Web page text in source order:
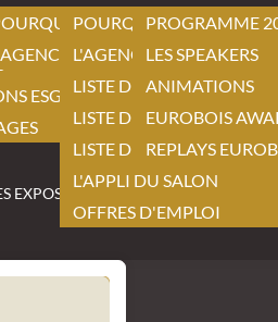
EXPOSANTS
ESG
EXPOSER ?
BY EUROBOIS
POURQUOI VISITER ?
L'AGENCEMENT BY
LISTE DES EXPOSANTS
LISTE DES NOUVEAUTÉS
LISTE DES PRODUITS
L'APPLI DU SALON
OFFRES D'EMPLOI
PROGRAMME
LES SPEAKERS
ANIMATIONS
EUROBOIS
REPLAYS